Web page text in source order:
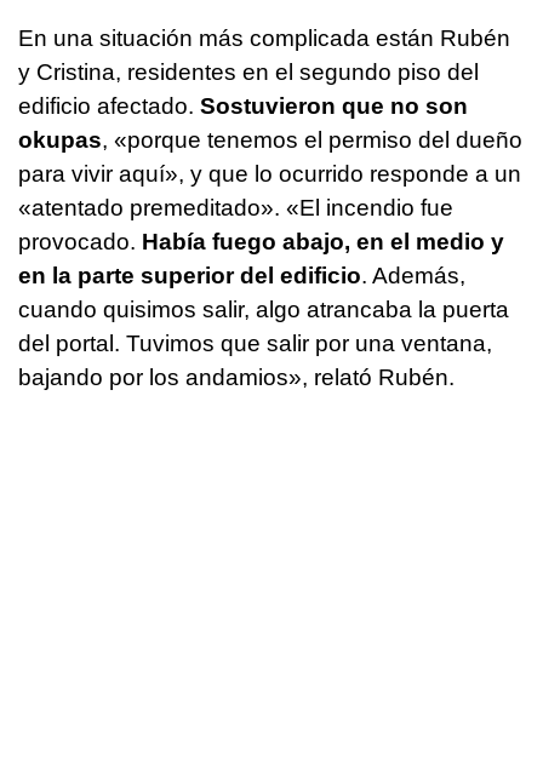
En una situación más complicada están Rubén
y Cristina, residentes en el segundo piso del
edificio afectado. Sostuvieron que no son
okupas, «porque tenemos el permiso del dueño
para vivir aquí», y que lo ocurrido responde a un
«atentado premeditado». «El incendio fue
provocado. Había fuego abajo, en el medio y
en la parte superior del edificio. Además,
cuando quisimos salir, algo atrancaba la puerta
del portal. Tuvimos que salir por una ventana,
bajando por los andamios», relató Rubén.